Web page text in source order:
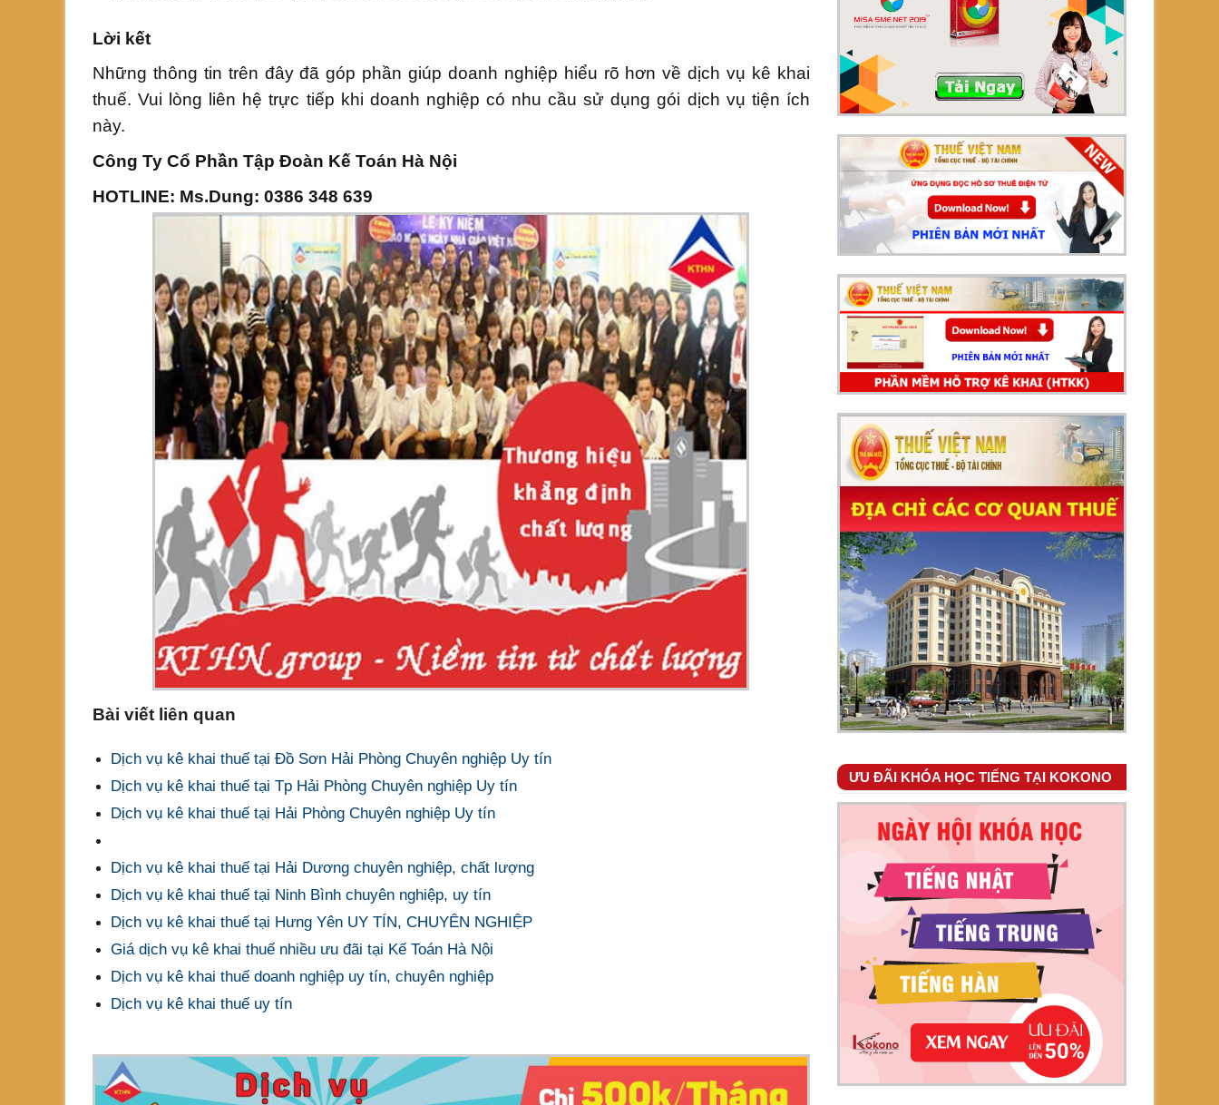
Lời kết
Những thông tin trên đây đã góp phần giúp doanh nghiệp hiểu rõ hơn về dịch vụ kê khai
thuế. Vui lòng liên hệ trực tiếp khi doanh nghiệp có nhu cầu sử dụng gói dịch vụ tiện ích
này.
Công Ty Cổ Phần Tập Đoàn Kế Toán Hà Nội
HOTLINE: Ms.Dung: 0386 348 639
Bài viết liên quan
Dịch vụ kê khai thuế tại Đồ Sơn Hải Phòng Chuyên nghiệp Uy tín
Dịch vụ kê khai thuế tại Tp Hải Phòng Chuyên nghiệp Uy tín
Dịch vụ kê khai thuế tại Hải Phòng Chuyên nghiệp Uy tín
Dịch vụ kê khai thuế tại Hải Dương chuyên nghiệp, chất lượng
Dịch vụ kê khai thuế tại Ninh Bình chuyên nghiệp, uy tín
Dịch vụ kê khai thuế tại Hưng Yên UY TÍN, CHUYÊN NGHIỆP
Giá dịch vụ kê khai thuế nhiều ưu đãi tại Kế Toán Hà Nội
Dịch vụ kê khai thuế doanh nghiệp uy tín, chuyên nghiệp
Dịch vụ kê khai thuế uy tín
ƯU ĐÃI KHÓA HỌC TIẾNG TẠI KOKONO